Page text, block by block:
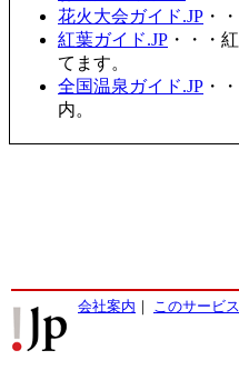
花火大会ガイド.JP ・
紅葉ガイド.JP ・・・
てます。
全国温泉ガイド.JP ・
内。
会社案内 ｜ このサービ